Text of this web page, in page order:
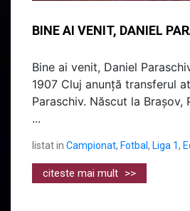
BINE AI VENIT, DANIEL
Bine ai venit, Daniel
1907 Cluj anunță transferul
Paraschiv. Născut la Brașov,
...
listat in Campionat, Fotbal, Liga 1,
citeste mai mult >>